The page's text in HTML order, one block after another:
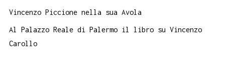
Vincenzo Piccione nella sua Avola
Al Palazzo Reale di Palermo il libro su Vincenzo
Carollo